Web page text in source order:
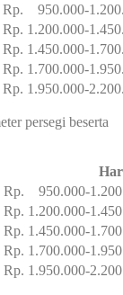
Rp. 950.000-
Rp. 1.200.000-
Rp. 1.450.000-
Rp. 1.700.000-
Rp. 1.950.000-
persegi beserta
Rp. 950.000-
Rp. 1.200.000-
Rp. 1.450.000-
Rp. 1.700.000-
Rp. 1.950.000-